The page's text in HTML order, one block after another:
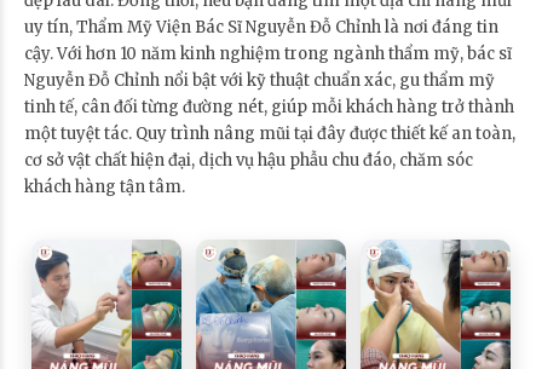
uy tín, Thẩm Mỹ Viện Bác Sĩ Nguyễn Đỗ Chỉnh là nơi đáng tin
cậy. Với hơn 10 năm kinh nghiệm trong ngành thẩm mỹ, bác sĩ
Nguyễn Đỗ Chỉnh nổi bật với kỹ thuật chuẩn xác, gu thẩm mỹ
tinh tế, cân đối từng đường nét, giúp mỗi khách hàng trở thành
một tuyệt tác. Quy trình nâng mũi tại đây được thiết kế an toàn,
cơ sở vật chất hiện đại, dịch vụ hậu phẫu chu đáo, chăm sóc
khách hàng tận tâm.